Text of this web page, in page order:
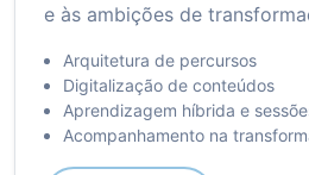
e às ambições de
Arquitetura de percursos
Digitalização de conteúdos
Aprendizagem híbrida e
Acompanhamento na